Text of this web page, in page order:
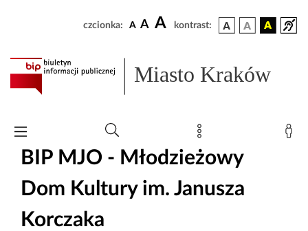
czcionka: A A A kontrast:
Miasto Kraków
BIP MJO - Młodzieżowy
Dom Kultury im. Janusza
Korczaka